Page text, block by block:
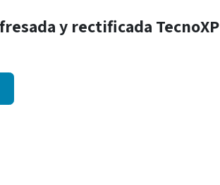
y rectificada TecnoXP